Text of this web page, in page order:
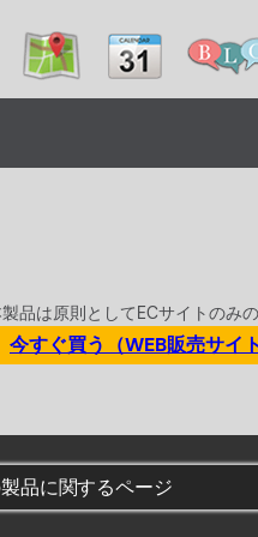
品は原則としてECサイトのみ
今すぐ買う（WEB販売サ
品に関するページ